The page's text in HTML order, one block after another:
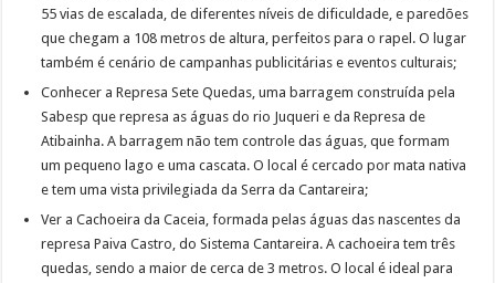
55 vias de escalada, de diferentes níveis de dificuldade, e paredões
que chegam a 108 metros de altura, perfeitos para o rapel. O lugar
também é cenário de campanhas publicitárias e eventos culturais;
Conhecer a Represa Sete Quedas, uma barragem construída pela
Sabesp que represa as águas do rio Juqueri e da Represa de
Atibainha. A barragem não tem controle das águas, que formam
um pequeno lago e uma cascata. O local é cercado por mata nativa
e tem uma vista privilegiada da Serra da Cantareira;
Ver a Cachoeira da Caceia, formada pelas águas das nascentes da
represa Paiva Castro, do Sistema Cantareira. A cachoeira tem três
quedas, sendo a maior de cerca de 3 metros. O local é ideal para